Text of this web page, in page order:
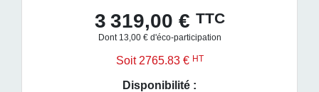
3 319,00 € TTC
Dont 13,00 € d'éco-participation
Soit 2765.83 € HT
Disponibilité :